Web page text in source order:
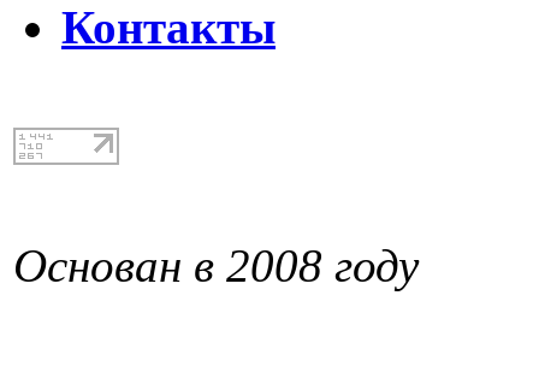
Контакты
Основан в 2008 году